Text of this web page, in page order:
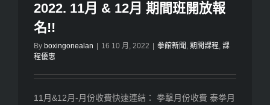
2022. 11月 & 12月 期間班開放報
名!!
By boxingonealan | 16 10 月, 2022 | 拳館新聞 期間課程 課
程優惠
11月&12月-月份收費快速連結： 拳擊月份收費 泰拳月